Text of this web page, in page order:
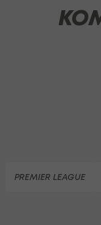
PREMIER LEAGUE